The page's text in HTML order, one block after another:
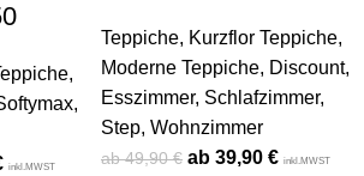
,
,
inkl.MWST
Teppiche, Kurzflor Teppiche,
Moderne Teppiche, Discount,
Esszimmer, Schlafzimmer,
Step, Wohnzimmer
49,90€ 39,90 € inkl.MWST